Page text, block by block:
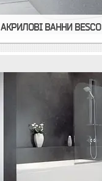
АКРИЛОВІ ВАННИ BESCO